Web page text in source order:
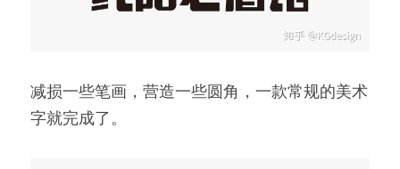
减损一些笔画，营造一些圆角，一款常规的美术
字就完成了。